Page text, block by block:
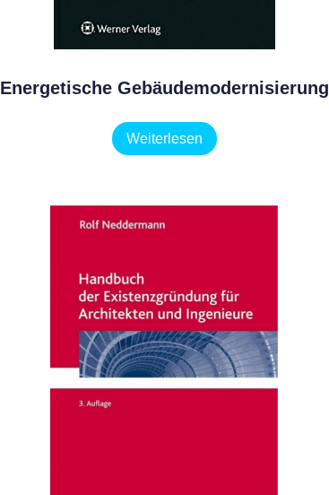
Energetische Gebäudemodernisierung
Weiterlesen